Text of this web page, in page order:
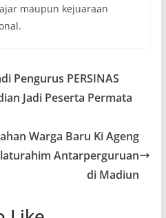
maupun kejuaraan
Pengurus PERSINAS
Jadi Peserta Permata
Warga Baru Ki Ageng
Antarperguruan
di Madiun